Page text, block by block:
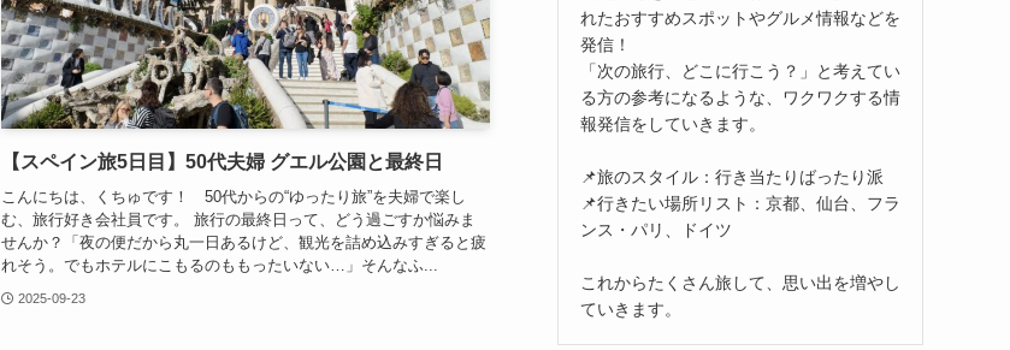
【スペイン旅5日目】50代夫婦 グエル公園と最終日
こんにちは、くちゅです！ 50代からの“ゆったり旅”を夫婦で楽し
む、旅行好き会社員です。 旅行の最終日って、どう過ごすか悩みま
せんか？「夜の便だから丸一日あるけど、観光を詰め込みすぎると疲
れそう。でもホテルにこもるのももったいない…」そんなふ...
2025-09-23
れたおすすめスポットやグルメ情報などを
発信！
「次の旅行、どこに行こう？」と考えてい
る方の参考になるような、ワクワクする情
報発信をしていきます。
📌旅のスタイル：行き当たりばったり派
📌行きたい場所リスト：京都、仙台、フラ
ンス・パリ、ドイツ
これからたくさん旅して、思い出を増やし
ていきます。